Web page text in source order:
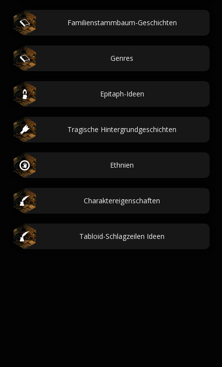
Familienstammbaum-Geschichten
Genres
Epitaph-Ideen
Tragische Hintergrundgeschichten
Ethnien
Charaktereigenschaften
Tabloid-Schlagzeilen Ideen